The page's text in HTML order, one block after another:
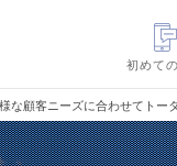
初めて
な顧客ニーズに合わせてトー